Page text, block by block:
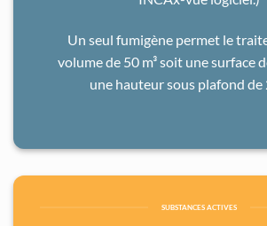
Un seul fumigène permet le
volume de 50 m³ soit une surface
une hauteur sous plafond de
SUBSTANCES ACTIVES